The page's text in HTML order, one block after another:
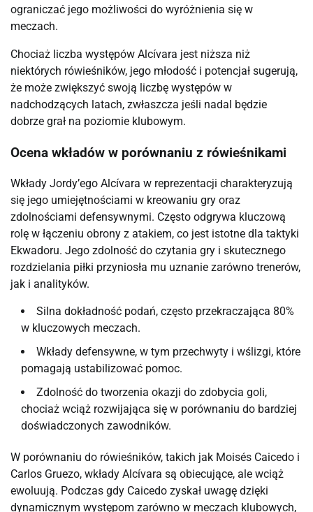
ograniczać jego możliwości do wyróżnienia się w
meczach.
Chociaż liczba występów Alcívara jest niższa niż
niektórych rówieśników, jego młodość i potencjał sugerują,
że może zwiększyć swoją liczbę występów w
nadchodzących latach, zwłaszcza jeśli nadal będzie
dobrze grał na poziomie klubowym.
Ocena wkładów w porównaniu z rówieśnikami
Wkłady Jordy’ego Alcívara w reprezentacji charakteryzują
się jego umiejętnościami w kreowaniu gry oraz
zdolnościami defensywnymi. Często odgrywa kluczową
rolę w łączeniu obrony z atakiem, co jest istotne dla taktyki
Ekwadoru. Jego zdolność do czytania gry i skutecznego
rozdzielania piłki przyniosła mu uznanie zarówno trenerów,
jak i analityków.
Silna dokładność podań, często przekraczająca 80%
w kluczowych meczach.
Wkłady defensywne, w tym przechwyty i wślizgi, które
pomagają ustabilizować pomoc.
Zdolność do tworzenia okazji do zdobycia goli,
chociaż wciąż rozwijająca się w porównaniu do bardziej
doświadczonych zawodników.
W porównaniu do rówieśników, takich jak Moisés Caicedo i
Carlos Gruezo, wkłady Alcívara są obiecujące, ale wciąż
ewoluują. Podczas gdy Caicedo zyskał uwagę dzięki
dynamicznym występom zarówno w meczach klubowych,